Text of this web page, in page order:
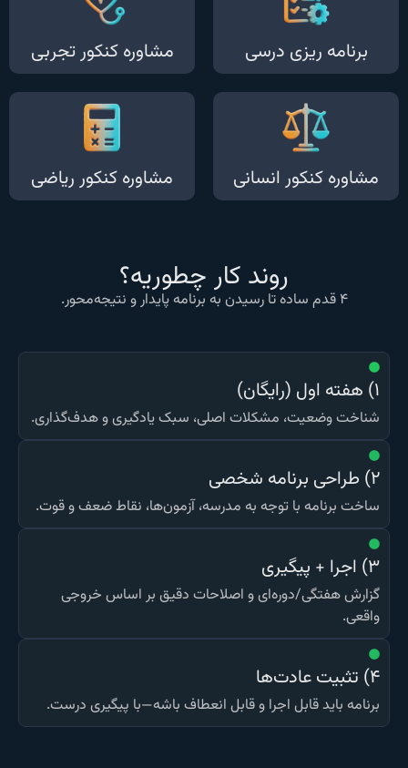
برنامه ریزی درسی مشاوره کنکور تجربی
مشاوره کنکور انسانی مشاوره کنکور ریاضی
روند کار چطوریه؟
۴ قدم ساده تا رسیدن به برنامه پایدار و نتیجه‌محور.
۱) هفته اول (رایگان)
شناخت وضعیت، مشکلات اصلی، سبک یادگیری و هدف‌گذاری.
۲) طراحی برنامه شخصی
ساخت برنامه با توجه به مدرسه، آزمون‌ها، نقاط ضعف و قوت.
۳) اجرا + پیگیری
گزارش هفتگی/دوره‌ای و اصلاحات دقیق بر اساس خروجی
واقعی.
۴) تثبیت عادت‌ها
برنامه باید قابل اجرا و قابل انعطاف باشه—با پیگیری درست.